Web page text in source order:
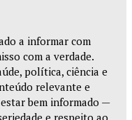
a informar com
com a verdade.
política, ciência e
relevante e
bem informado —